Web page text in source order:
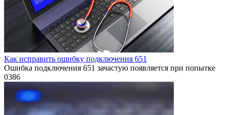
Как исправить ошибку подключения 651
Ошибка подключения 651 зачастую появляется при попытке
0386